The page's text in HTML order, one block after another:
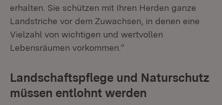
erhalten. Sie schützen mit Ihren Herden ganze
Landstriche vor dem Zuwachsen, in denen eine
Vielzahl von wichtigen und wertvollen
Lebensräumen vorkommen.“
Landschaftspflege und Naturschutz
müssen entlohnt werden